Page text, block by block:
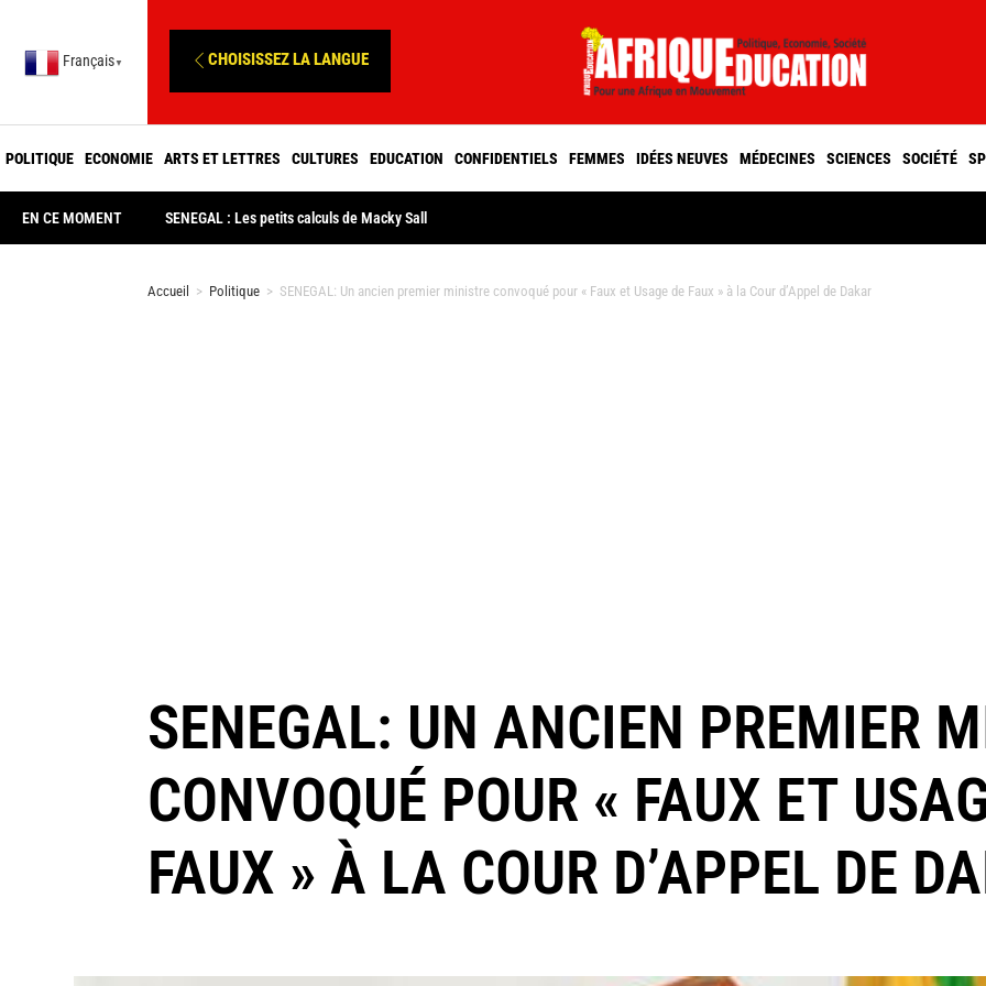
Français ▼ CHOISISSEZ LA LANGUE
POLITIQUE ECONOMIE ARTS ET LETTRES CULTURES EDUCATION CONFIDENTIELS FEMMES IDÉES NEUVES MÉDECINES SCIENCES SOCIÉTÉ
EN CE MOMENT SENEGAL : Les petits calculs de Macky Sall
Accueil > Politique > SENEGAL: Un ancien premier ministre convoqué pour « Faux et Usage de Faux » à la Cour d’Appel de Dakar
SENEGAL: UN ANCIEN PREMIER
CONVOQUÉ POUR « FAUX ET
FAUX » À LA COUR D’APPEL DE